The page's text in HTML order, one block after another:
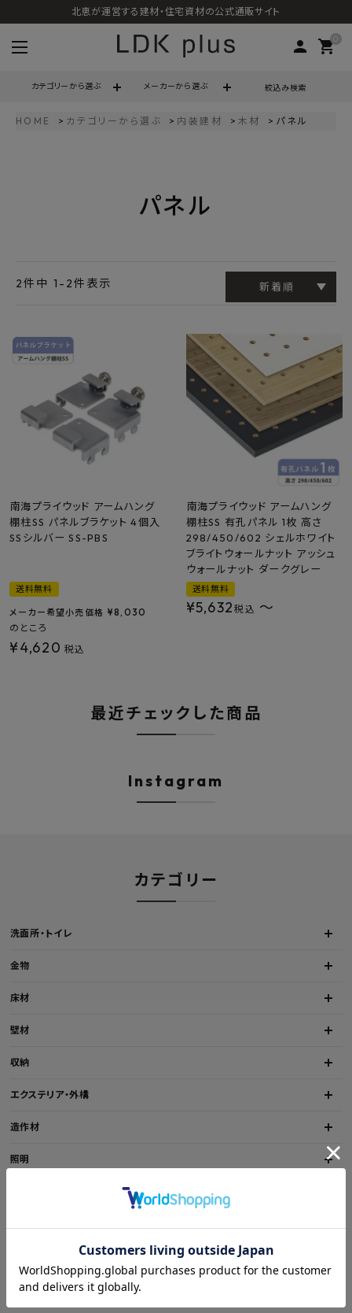
北恵が運営する建材・住宅資材の公式通販サイト
person 0
shopping_cart
カテゴリーから選ぶ メーカーから選ぶ 絞込み検索
ようこそ ゲスト 様
最近チェックした商品
FAX注文はこちらから
カテゴリーから選ぶ
メーカーから選ぶ
ご利用ガイド
よくあるご質問
お問い合わせ
特定商取引法について
HOME カテゴリーから選ぶ 内装建材 木材 パネル
パネル
新着順
2件中 1 - 2件表示
南海プライウッド アームハング
棚柱SS パネルブラケット 4個入
SSシルバー SS-PBS
送料無料
メーカー希望小売価格 ¥8,030
のところ
¥4,620 税込
南海プライウッド アームハング
棚柱SS 有孔パネル 1枚 高さ
298/450/602 シェルホワイト
ブライトウォールナット アッシュ
ウォールナット ダークグレー
送料無料
¥5,632税込 〜
最近チェックした商品
Instagram
カテゴリー
洗面所・トイレ
金物
床材
壁材
収納
エクステリア・外構
造作材
照明
インテリア・家具
キッチン